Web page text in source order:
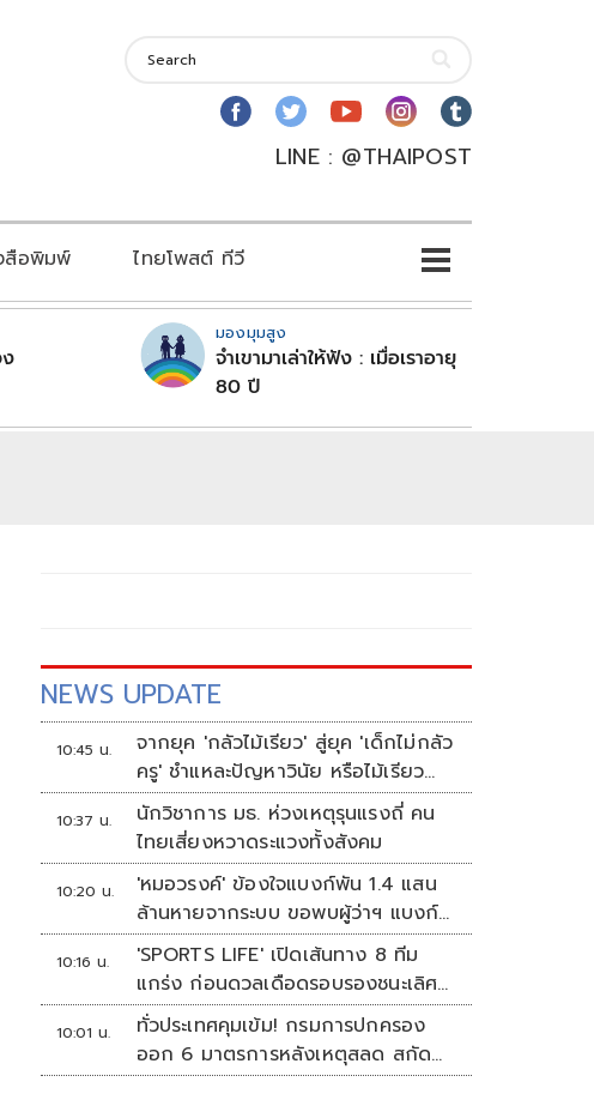
LINE : @THAIPOST
สือพิมพ์ ไทยโพสต์ ทีวี
มองมุมสูง
จำเขามาเล่าให้ฟัง : เมื่อเราอายุ
80 ปี
NEWS UPDATE
10:45 น.
จากยุค 'กลัวไม้เรียว' สู่ยุค 'เด็กไม่กลัว
ครู' ชำแหละปัญหาวินัย หรือไม้เรียว
ต้องกลับมา?
10:37 น.
นักวิชาการ มธ. ห่วงเหตุรุนแรงถี่ คน
ไทยเสี่ยงหวาดระแวงทั้งสังคม
10:20 น.
'หมอวรงค์' ข้องใจแบงก์พัน 1.4 แสน
ล้านหายจากระบบ ขอพบผู้ว่าฯ แบงก์
ชาติ
10:16 น.
'SPORTS LIFE' เปิดเส้นทาง 8 ทีม
แกร่ง ก่อนดวลเดือดรอบรองชนะเลิศ
ศึก 'วอลเลย์บอลนักเรียน แชมป์
กีฬา 7HD 2026'
10:01 น.
ทั่วประเทศคุมเข้ม! กรมการปกครอง
ออก 6 มาตรการหลังเหตุสลด สกัด
ปืน-ป้องกันเลียนแบบ